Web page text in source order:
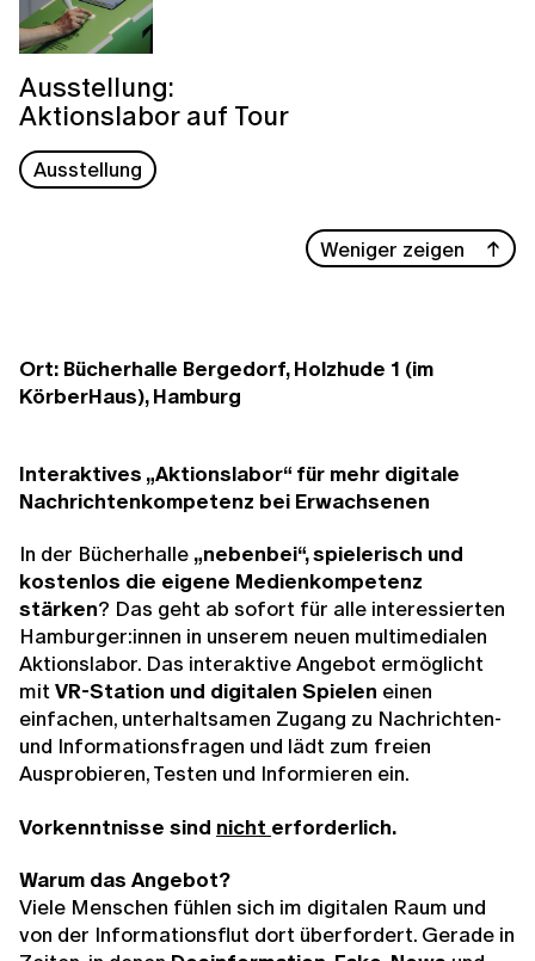
Ausstellung:
Aktionslabor auf Tour
Ausstellung
Weniger zeigen
Ort: Bücherhalle Bergedorf, Holzhude 1 (im
KörberHaus), Hamburg
Interaktives „Aktionslabor“ für mehr digitale
Nachrichtenkompetenz bei Erwachsenen
In der Bücherhalle „nebenbei“, spielerisch und
kostenlos die eigene Medienkompetenz
stärken? Das geht ab sofort für alle interessierten
Hamburger:innen in unserem neuen multimedialen
Aktionslabor. Das interaktive Angebot ermöglicht
mitVR-Station und digitalen Spielen einen
einfachen, unterhaltsamen Zugang zu Nachrichten-
und Informationsfragen und lädt zum freien
Ausprobieren, Testen und Informieren ein.
Vorkenntnisse sind nicht erforderlich.
Warum das Angebot?
Viele Menschen fühlen sich im digitalen Raum und
von der Informationsflut dort überfordert. Gerade in